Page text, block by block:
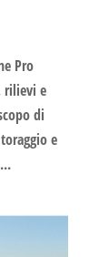
Pro
rilievi e
di
e